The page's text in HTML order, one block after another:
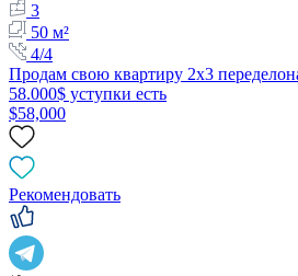
3
50 м²
4/4
Продам свою квартиру 2х3
58.000$ уступки есть
$58,000
Рекомендовать